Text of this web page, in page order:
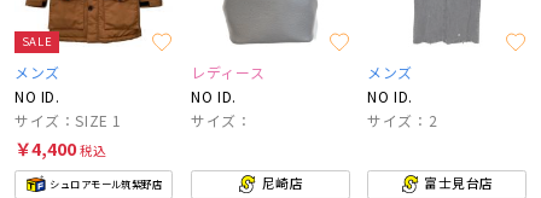
SALE
メンズ
NO ID.
サイズ：SIZE 1
￥4,400税込
シュロアモール筑紫野店
レディース
NO ID.
サイズ：
尼崎店
メンズ
NO ID.
サイズ：2
富士見台店